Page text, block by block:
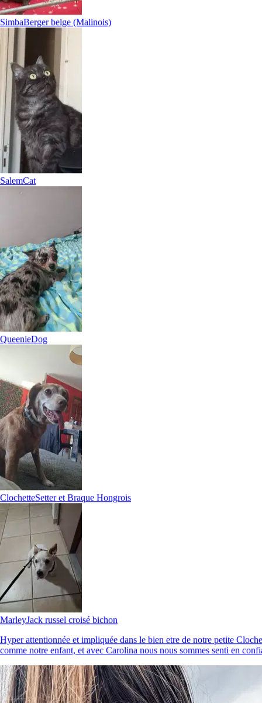
4.Lwiza
À 1,4 km
15 €de
Il est plus facile de chercher des pet sitters dans l’appli
Téléchargez l’appli Sittsy
SimbaBerger belge (Malinois)
SalemCat
QueenieDog
ClochetteSetter et Braque Hongrois
MarleyJack russel croisé bichon
Hyper attentionnée et impliquée dans le bien etre de notre petite
comme notre enfant, et avec Carolina nous nous sommes senti en